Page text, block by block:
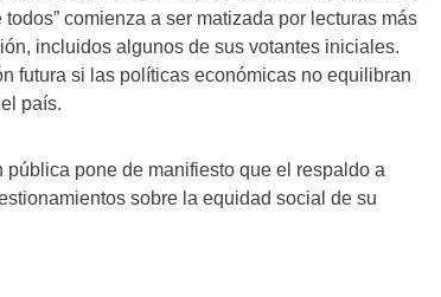
comienza a ser matizada por lecturas más
incluidos algunos de sus votantes iniciales.
futura si las políticas económicas no equilibran
país.
pone de manifiesto que el respaldo a
sobre la equidad social de su